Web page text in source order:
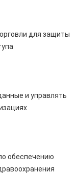
для защиты
и управлять
обеспечению